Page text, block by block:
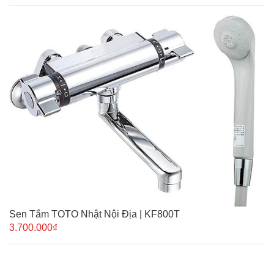
Sen Tắm TOTO Nhật Nội Địa | KF800T
3.700.000₫